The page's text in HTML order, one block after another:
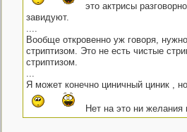
это актрисы
завидуют.
....
Вообще откровенно уж говоря,
стриптизом. Это не есть чистые
стриптизом.
...
Я может конечно циничный циник ,
Нет на это ни желания